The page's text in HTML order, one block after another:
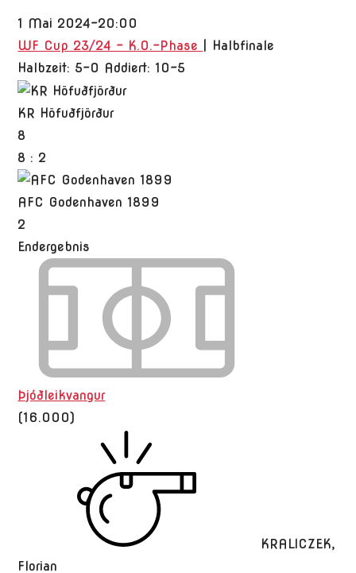
1 Mai 2024-20:00
WF Cup 23/24 - K.O.-Phase
| Halbfinale
Halbzeit: 5-0 Addiert: 10-5
KR Höfuðfjörður
8
8 : 2
AFC Godenhaven 1899
2
Endergebnis
Þjóðleikvangur
(16.000)
KRALICZEK,
Florian